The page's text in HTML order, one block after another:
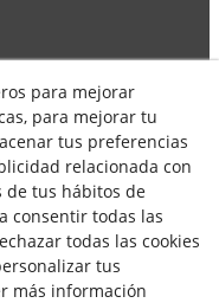
para mejorar
para mejorar tu
tus preferencias
relacionada con
de tus hábitos de
consentir todas las
todas las cookies
tus
más información